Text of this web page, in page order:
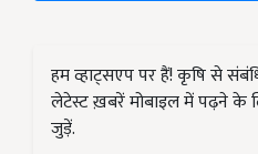
हम व्हाट्सएप पर हैं! कृषि से
लेटेस्ट ख़बरें मोबाइल में पढ़ने के
जुड़ें.